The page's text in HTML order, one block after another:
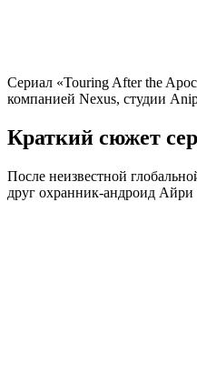
Сериал «Touring After the
компанией Nexus, студии
Краткий сюжет
После неизвестной
друг охранник-андроид